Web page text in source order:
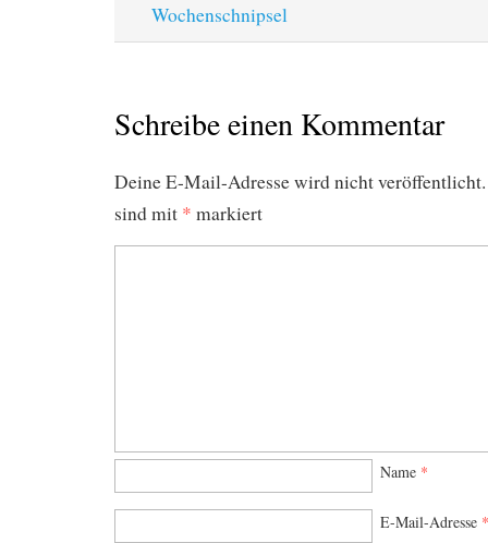
Wochenschnipsel
Schreibe einen Kommentar
Deine E-Mail-Adresse wird nicht veröffentlicht.
sind mit * markiert
Name *
E-Mail-Adresse *